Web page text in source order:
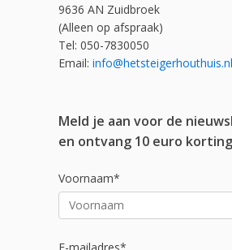
9636 AN Zuidbroek
(Alleen op afspraak)
Tel: 050-7830050
Email: info@hetsteigerhouthuis.nl
Meld je aan voor de
en ontvang 10 euro
Voornaam*
E-mailadres*